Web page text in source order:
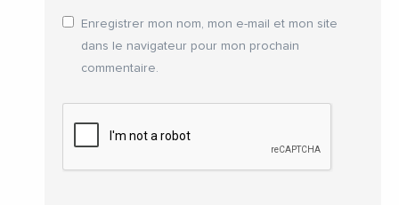
Enregistrer mon nom, mon e-mail et mon site
dans le navigateur pour mon prochain
commentaire.